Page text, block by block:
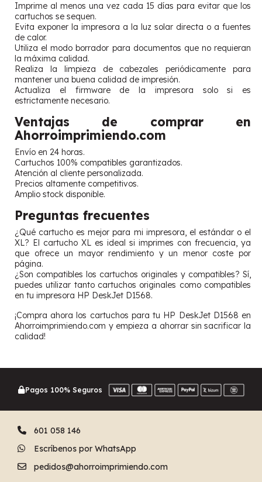
Imprime al menos una vez cada 15 días para evitar que los
cartuchos se sequen.
Evita exponer la impresora a la luz solar directa o a fuentes
de calor.
Utiliza el modo borrador para documentos que no requieran
la máxima calidad.
Realiza la limpieza de cabezales periódicamente para
mantener una buena calidad de impresión.
Actualiza el firmware de la impresora solo si es
estrictamente necesario.
Ventajas de comprar en
Ahorroimprimiendo.com
Envío en 24 horas.
Cartuchos 100% compatibles garantizados.
Atención al cliente personalizada.
Precios altamente competitivos.
Amplio stock disponible.
Preguntas frecuentes
¿Qué cartucho es mejor para mi impresora, el estándar o el
XL? El cartucho XL es ideal si imprimes con frecuencia, ya
que ofrece un mayor rendimiento y un menor coste por
página.
¿Son compatibles los cartuchos originales y compatibles? Sí,
puedes utilizar tanto cartuchos originales como compatibles
en tu impresora HP DeskJet D1568.
¡Compra ahora los cartuchos para tu HP DeskJet D1568 en
Ahorroimprimiendo.com y empieza a ahorrar sin sacrificar la
calidad!
Pagos 100% Seguros
601 058 146
Escríbenos por WhatsApp
pedidos@ahorroimprimiendo.com